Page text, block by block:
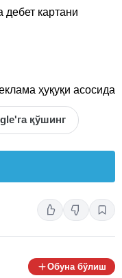
дебет картани
ҳуқуқи асосида
қўшинг
Обуна бўлиш